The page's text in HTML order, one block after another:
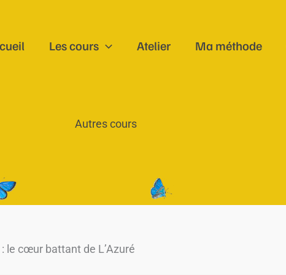
Les cours Atelier Ma méthode
Autres cours
le cœur battant de L’Azuré